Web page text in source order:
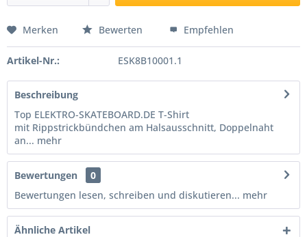
Merken Bewerten Empfehlen
Artikel-Nr.: ESK8B10001.1
Beschreibung
Top ELEKTRO-SKATEBOARD.DE T-Shirt
mit Rippstrickbündchen am Halsausschnitt, Doppelnaht
an... mehr
Bewertungen
0
Bewertungen lesen, schreiben und diskutieren... mehr
Ähnliche Artikel